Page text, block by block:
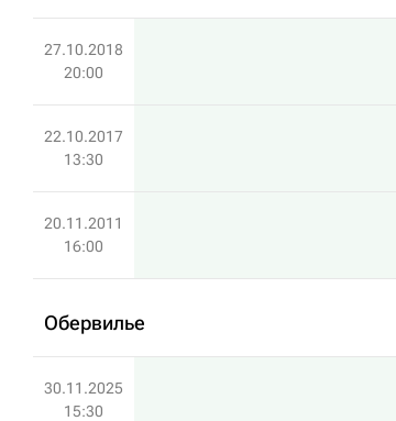
27.10.2018
20:00
22.10.2017
13:30
20.11.2011
16:00
Обервилье
30.11.2025
15:30